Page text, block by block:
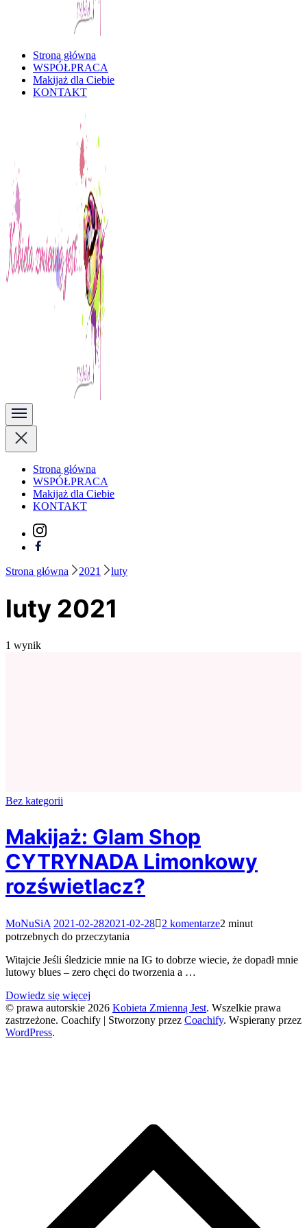
Kobieta Zmienną Jest
Strona główna
WSPÓŁPRACA
Makijaż dla Ciebie
KONTAKT
Kobieta Zmienną Jest
Strona główna
WSPÓŁPRACA
Makijaż dla Ciebie
KONTAKT
Strona główna 2021 luty
luty 2021
1 wynik
Bez kategorii
Makijaż: Glam Shop
CYTRYNADA Limonkowy
rozświetlacz?
MoNuSiA 2021-02-282021-02-28 2 komentarzedo
Shop
2 minut
potrzebnych do przeczytania
Witajcie Jeśli śledzicie mnie na IG to dobrze wiecie, że dopadł mnie
lutowy blues – zero chęci do tworzenia a …
Dowiedz się więcej
© prawa autorskie 2026 Kobieta Zmienną Jest. Wszelkie prawa
zastrzeżone. Coachify | Stworzony przez Coachify. Wspierany przez
WordPress.